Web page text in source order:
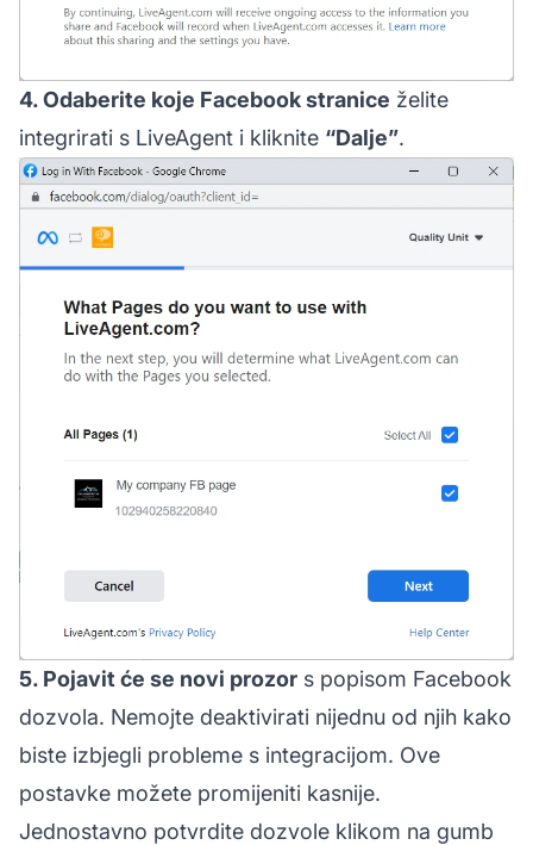
4. Odaberite koje Facebook stranice želite
integrirati s LiveAgent i kliknite “Dalje”.
5. Pojavit će se novi prozor s popisom Facebook
dozvola. Nemojte deaktivirati nijednu od njih kako
biste izbjegli probleme s integracijom. Ove
postavke možete promijeniti kasnije.
Jednostavno potvrdite dozvole klikom na gumb